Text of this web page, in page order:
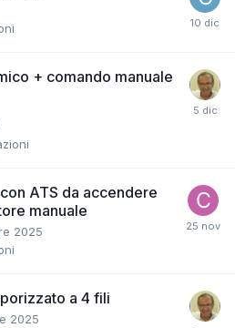
+ comando manuale
ATS da accendere
manuale
2025
a 4 fili
2025